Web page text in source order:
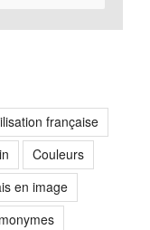
française
Couleurs
en image